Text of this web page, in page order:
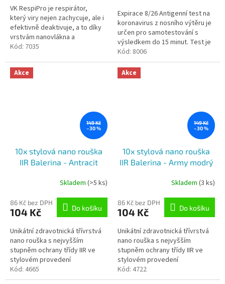
5
hvězdiček.
VK RespiPro je respirátor,
který viry nejen zachycuje, ale i
efektivně deaktivuje, a to díky
vrstvám nanovlákna a
akcelerovanému oxidu mědi. Má
Kód: 7035
5
hvězdiček.
Expirace 8/26 Antigenní test na
koronavirus z nosního výtěru je
určen pro samotestování s
výsledkem do 15 minut. Test je
schválen Ministerstvem...
Kód: 8006
Akce
149 Kč
–30 %
10x stylová nano rouška
IIR Balerina - Antracit
produktu
je
z
5
hvězdiček.
Skladem(>5 ks)
86 Kč bez DPH
104 Kč Do košíku
Unikátní zdravotnická třívrstvá
nano rouška s nejvyšším
stupněm ochrany třídy IIR ve
stylovém provedení
Nanomembrána zachytí 98,6 %
nanočástic velikosti 120
Kód: 4665
Akce
149 Kč
–30 %
10x stylová nano rouška
IIR Balerina - Army modrý
produktu
je
z
5
hvězdiček.
Skladem(3 ks)
86 Kč bez DPH
104 Kč Do košíku
Unikátní zdravotnická třívrstvá
nano rouška s nejvyšším
stupněm ochrany třídy IIR ve
stylovém provedení
Nanomembrána zachytí 98,6 %
nanočástic velikosti 120
Kód: 4722